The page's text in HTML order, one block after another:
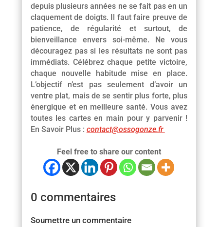
depuis plusieurs années ne se fait pas en un
claquement de doigts. Il faut faire preuve de
patience, de régularité et surtout, de
bienveillance envers soi-même. Ne vous
découragez pas si les résultats ne sont pas
immédiats. Célébrez chaque petite victoire,
chaque nouvelle habitude mise en place.
L’objectif n’est pas seulement d’avoir un
ventre plat, mais de se sentir plus forte, plus
énergique et en meilleure santé. Vous avez
toutes les cartes en main pour y parvenir !
En Savoir Plus : contact@ossogonze.fr
Feel free to share our content
0 commentaires
Soumettre un commentaire